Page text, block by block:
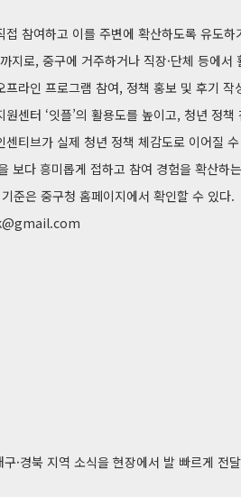
접 참여하고 이를 주변에 확산하도록 유도
지로, 중구에 거주하거나 직장·단체 등에
프라인 프로그램 참여, 정책 홍보 및 후기
센터 ‘잇플’의 활용도를 높이고, 청년 정
센티브가 실제 청년 정책 체감도로 이어질
보다 흥미롭게 접하고 참여 경험을 확산
준은 중구청 홈페이지에서 확인할 수 있다.
·경북 지역 소식을 현장에서 발 빠르게 전